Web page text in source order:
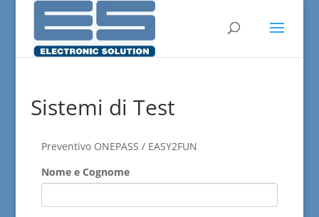
Sistemi di Test
Preventivo ONEPASS / EASY2FUN
Nome e Cognome